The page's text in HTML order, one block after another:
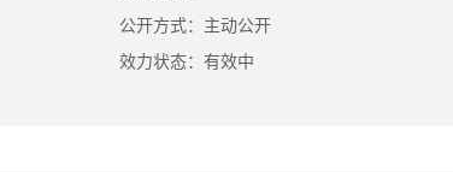
公开方式： 主动公开
效力状态： 有效中